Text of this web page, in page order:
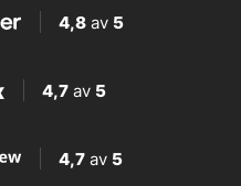
4,8 av 5
4,7 av 5
4,7 av 5